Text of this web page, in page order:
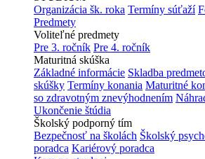
Organizácia šk. roka Termíny súťaží
Predmety
Voliteľné predmety
Pre 3. ročník Pre 4. ročník
Maturitná skúška
Základné informácie Skladba
skúšky Termíny konania Maturitné
so zdravotným znevýhodnením
Ukončenie štúdia
Školský podporný tím
Bezpečnosť na školách Školský
poradca Kariérový poradca